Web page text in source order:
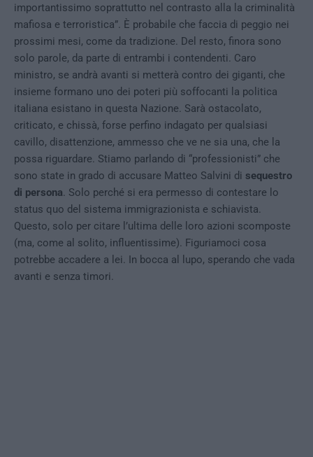
importantissimo soprattutto nel contrasto alla la criminalità
mafiosa e terroristica”. È probabile che faccia di peggio nei
prossimi mesi, come da tradizione. Del resto, finora sono
solo parole, da parte di entrambi i contendenti. Caro
ministro, se andrà avanti si metterà contro dei giganti, che
insieme formano uno dei poteri più soffocanti la politica
italiana esistano in questa Nazione. Sarà ostacolato,
criticato, e chissà, forse perfino indagato per qualsiasi
cavillo, disattenzione, ammesso che ve ne sia una, che la
possa riguardare. Stiamo parlando di “professionisti” che
sono state in grado di accusare Matteo Salvini di sequestro
di persona. Solo perché si era permesso di contestare lo
status quo del sistema immigrazionista e schiavista.
Questo, solo per citare l’ultima delle loro azioni scomposte
(ma, come al solito, influentissime). Figuriamoci cosa
potrebbe accadere a lei. In bocca al lupo, sperando che vada
avanti e senza timori.